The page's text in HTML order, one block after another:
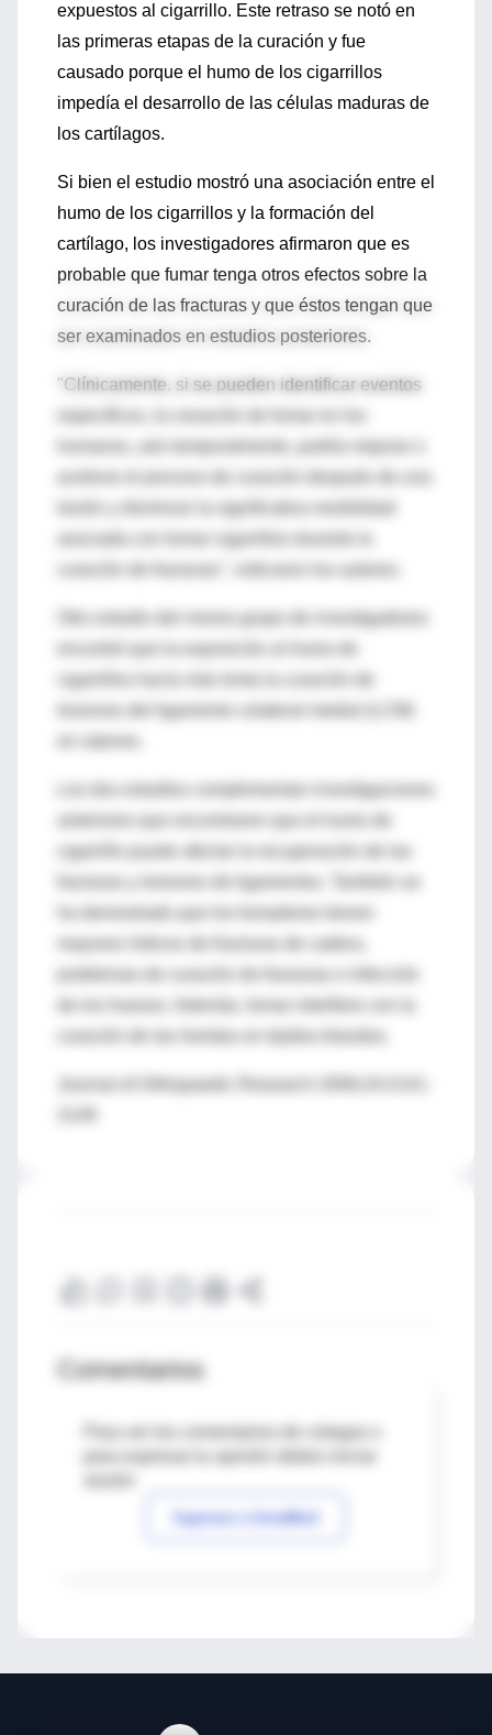
expuestos al cigarrillo. Este retraso se notó en
las primeras etapas de la curación y fue
causado porque el humo de los cigarrillos
impedía el desarrollo de las células maduras de
los cartílagos.
Si bien el estudio mostró una asociación entre el
humo de los cigarrillos y la formación del
cartílago, los investigadores afirmaron que es
probable que fumar tenga otros efectos sobre la
curación de las fracturas y que éstos tengan que
ser examinados en estudios posteriores.
"Clínicamente, si se pueden identificar eventos
humanos, aún temporalmente, podría mejorar o
lesión y disminuir la significativa morbilidad
asociada con fumar cigarrillos durante la
Otro estudio del mismo grupo de investigadores
cigarrillos hacía más lenta la curación de
lesiones del ligamento colateral medial (LCM)
Los dos estudios complementan investigaciones
cigarrillo puede afectar la recuperación de las
fracturas y lesiones de ligamentos. También se
mayores índices de fracturas de cadera,
Journal of Orthopaedic Research 2006;24:2141-
Comentarios
Para ver los comentarios de colegas o
Ingresar a IntraMed